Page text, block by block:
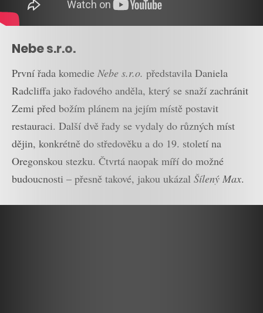
Nebe s.r.o.
První řada komedie Nebe s.r.o. představila Daniela
Radcliffa jako řadového anděla, který se snaží zachránit
Zemi před božím plánem na jejím místě postavit
restauraci. Další dvě řady se vydaly do různých míst
dějin, konkrétně do středověku a do 19. století na
Oregonskou stezku. Čtvrtá naopak míří do možné
budoucnosti – přesně takové, jakou ukázal Šílený Max.